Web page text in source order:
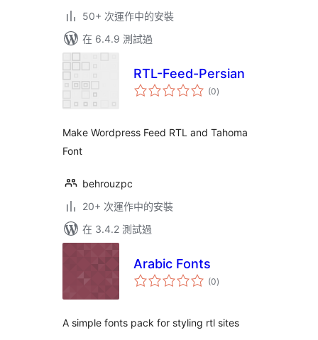
50+ 次運作中的安裝
在 6.4.9 測試過
RTL-Feed-Persian
(0總
評)
Make Wordpress Feed RTL and Tahoma
Font
behrouzpc
20+ 次運作中的安裝
在 3.4.2 測試過
Arabic Fonts
(0總
評)
A simple fonts pack for styling rtl sites